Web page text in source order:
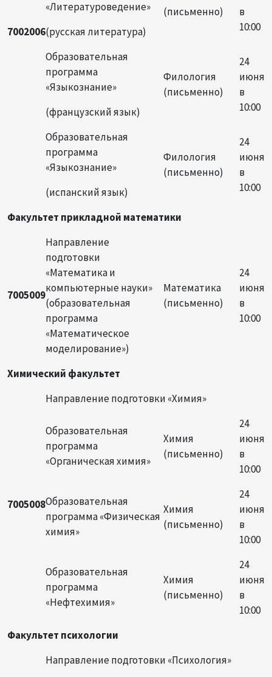
7002006
«Литературоведение»
(русская литература)
(письменно)
в
10:00
Образовательная
программа
«Языкознание»
(французский язык)
Филология
(письменно)
24
июня
в
10:00
Образовательная
программа
«Языкознание»
(испанский язык)
Филология
(письменно)
24
июня
в
10:00
Факультет прикладной математики
7005009
Направление
подготовки
«Математика и
компьютерные науки»
(образовательная
программа
«Математическое
моделирование»)
Математика
(письменно)
24
июня
в
10:00
Химический факультет
7005008
Направление подготовки «Химия»
Образовательная
программа
«Органическая химия»
Химия
(письменно)
24
июня
в
10:00
Образовательная
программа «Физическая
химия»
Химия
(письменно)
24
июня
в
10:00
Образовательная
программа
«Нефтехимия»
Химия
(письменно)
24
июня
в
10:00
Факультет психологии
Направление подготовки «Психология»